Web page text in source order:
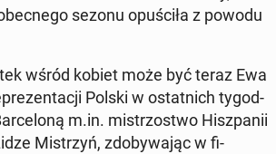
sezonu op­uś­ciła z powodu
wśród kobiet może być teraz Ewa
Polski w os­tat­nich ty­god­
m.in. mis­tr­zost­wo Hisz­panii
Mis­trzyń, zdoby­wa­jąc w fi­